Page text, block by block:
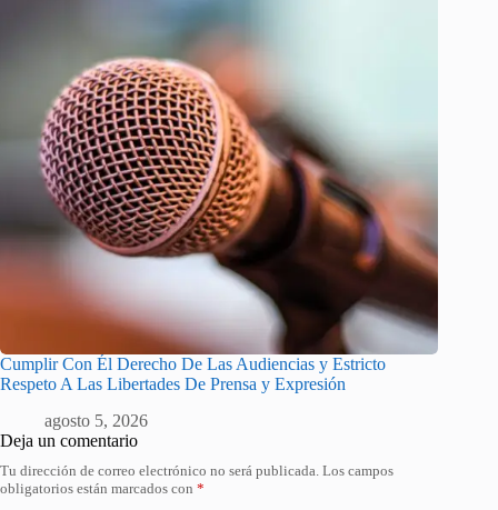
Cumplir Con Él Derecho De Las Audiencias y Estricto
Respeto A Las Libertades De Prensa y Expresión
agosto 5, 2026
Deja un comentario
Tu dirección de correo electrónico no será publicada. Los campos
obligatorios están marcados con *